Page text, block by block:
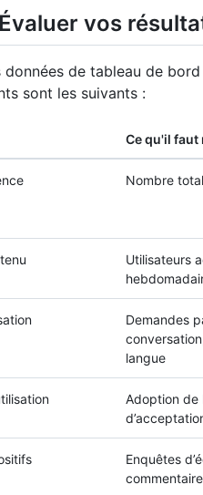
vos
de tableau de
sont les suivants :
Ce qu'il faut
Nombre
Utilisateurs
Demandes
langue
Adoption de
Enquêtes